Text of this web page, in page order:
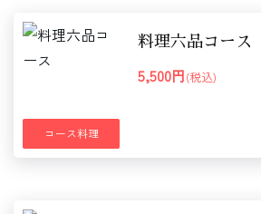
コース料理
料理六品コース
5,500円(税込)